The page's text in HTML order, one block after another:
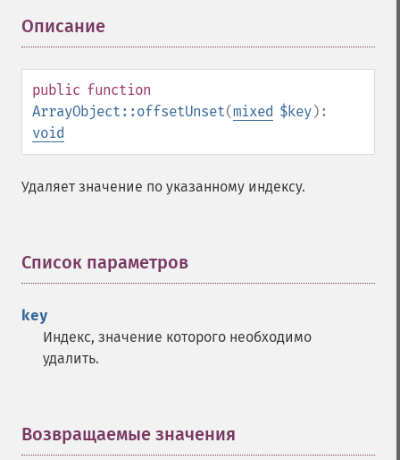
Описание
public function
ArrayObject::offsetUnset(mixed $key):
void
Удаляет значение по указанному индексу.
Список параметров
key
Индекс, значение которого необходимо
удалить.
Возвращаемые значения